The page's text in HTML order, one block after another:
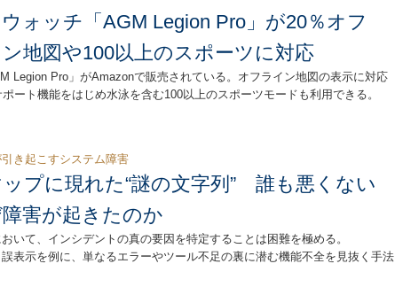
ォッチ「AGM Legion Pro」が20％オフ
地図や100以上のスポーツに対応
Legion Pro」がAmazonで販売されている。オフライン地図の表示に対応
ート機能をはじめ水泳を含む100以上のスポーツモードも利用できる。
き起こすシステム障害
ップに現れた“謎の文字列” 誰も悪くない
害が起きたのか
いて、インシデントの真の要因を特定することは困難を極める。
誤表示を例に、単なるエラーやツール不足の裏に潜む機能不全を見抜く手法